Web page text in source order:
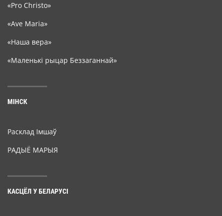
«Pro Christo»
«Ave Maria»
«Наша вера»
«Маленькі рыцар Беззаганнай»
МІНСК
Расклад Імшаў
РАДЫЁ МАРЫЯ
КАСЦЁЛ У БЕЛАРУСІ